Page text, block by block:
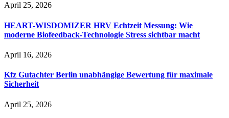
April 25, 2026
HEART-WISDOMIZER HRV Echtzeit Messung: Wie
moderne Biofeedback-Technologie Stress sichtbar macht
April 16, 2026
Kfz Gutachter Berlin unabhängige Bewertung für maximale
Sicherheit
April 25, 2026